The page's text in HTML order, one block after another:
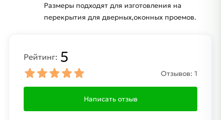
Размеры подходят для изготовления на
перекрытия для дверных,оконных проемов.
Рейтинг: 5
Отзывов: 1
Написать отзыв